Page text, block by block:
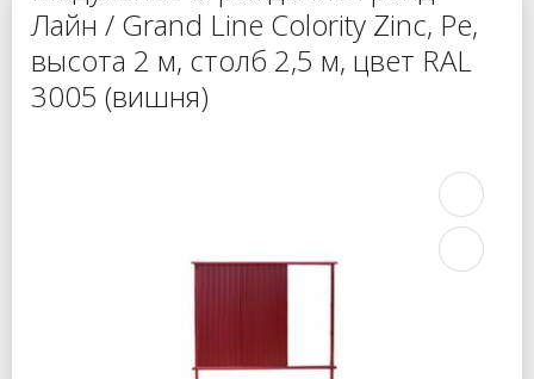
Лайн / Grand Line Colority Zinc, Pe,
высота 2 м, столб 2,5 м, цвет RAL
3005 (вишня)